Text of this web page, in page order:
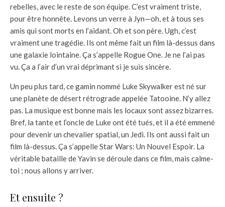
rebelles, avec le reste de son équipe. C’est vraiment triste,
pour être honnête. Levons un verre à Jyn—oh, et à tous ses
amis qui sont morts en l’aidant. Oh et son père. Ugh, c’est
vraiment une tragédie. Ils ont même fait un film là-dessus dans
une galaxie lointaine. Ça s’appelle Rogue One. Je ne l’ai pas
vu. Ça a l’air d’un vrai déprimant si je suis sincère.
Un peu plus tard, ce gamin nommé Luke Skywalker est né sur
une planète de désert rétrograde appelée Tatooine. N’y allez
pas. La musique est bonne mais les locaux sont assez bizarres.
Bref, la tante et l’oncle de Luke ont été tués, et il a été emmené
pour devenir un chevalier spatial, un Jedi. Ils ont aussi fait un
film là-dessus. Ça s’appelle Star Wars: Un Nouvel Espoir. La
véritable bataille de Yavin se déroule dans ce film, mais calme-
toi ; nous allons y arriver.
Et ensuite ?